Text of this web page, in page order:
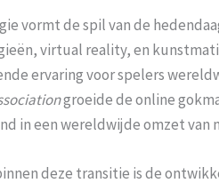
vormt de spil van de
virtual reality, en
ervaring voor spelers
groeide de online
in een wereldwijde omzet van
deze transitie is de